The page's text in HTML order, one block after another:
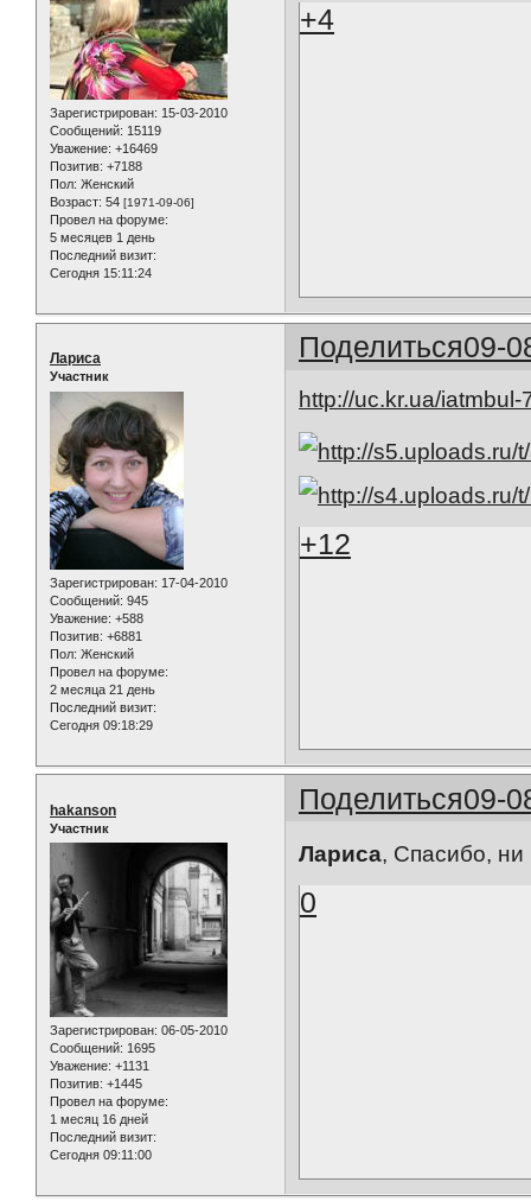
Зарегистрирован: 15-03-2010
Сообщений: 15119
Уважение: +16469
Позитив: +7188
Пол: Женский
Возраст: 54 [1971-09-06]
Провел на форуме:
5 месяцев 1 день
Последний визит:
Сегодня 15:11:24
+4
Поделиться09-
Лариса
Участник
Зарегистрирован: 17-04-2010
Сообщений: 945
Уважение: +588
Позитив: +6881
Пол: Женский
Провел на форуме:
2 месяца 21 день
Последний визит:
Сегодня 09:18:29
http://uc.kr.ua/iatmbul-
+12
Поделиться09-
hakanson
Участник
Зарегистрирован: 06-05-2010
Сообщений: 1695
Уважение: +1131
Позитив: +1445
Провел на форуме:
1 месяц 16 дней
Последний визит:
Сегодня 09:11:00
Лариса, Спасибо, ни
0